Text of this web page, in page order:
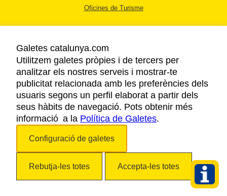
Oficines de Turisme
AVÍS LEGAL
POLÍTICA DE PRIVACITAT
COOKIES
ACCESSIBILITAT
Galetes catalunya.com
Utilitzem galetes pròpies i de tercers per
analitzar els nostres serveis i mostrar-te
publicitat relacionada amb les preferències dels
usuaris segons un perfil elaborat a partir dels
seus hàbits de navegació. Pots obtenir més
informació a la Política de Galetes.
Configuració de galetes
Rebutja-les totes Accepta-les totes